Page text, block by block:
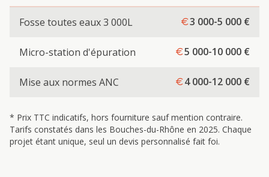
Fosse toutes eaux 3 000L 3 000-5 000 €
Micro-station d'épuration 5 000-10 000 €
Mise aux normes ANC 4 000-12 000 €
* Prix TTC indicatifs, hors fourniture sauf mention contraire.
Tarifs constatés dans les Bouches-du-Rhône en 2025. Chaque
projet étant unique, seul un devis personnalisé fait foi.